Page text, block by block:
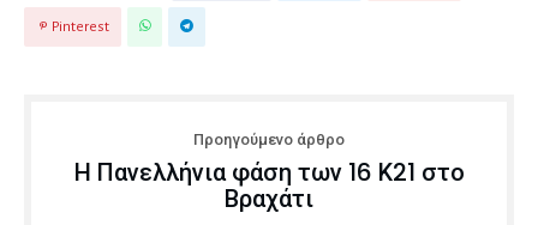
Pinterest
Προηγούμενο άρθρο
Η Πανελλήνια φάση των 16 Κ21 στο
Βραχάτι